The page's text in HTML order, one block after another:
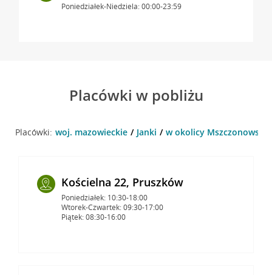
Poniedziałek-Niedziela: 00:00-23:59
Placówki w pobliżu
Placówki: woj. mazowieckie Janki w okolicy Mszczonowska
Kościelna 22, Pruszków
Poniedziałek: 10:30-18:00
Wtorek-Czwartek: 09:30-17:00
Piątek: 08:30-16:00